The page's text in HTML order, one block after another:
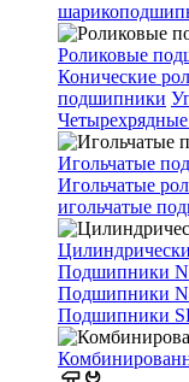
Роликовые
Конические
подшипники
Игольчатые
Игольчатые
игольчатые
Подшипники N
Подшипники
Подшипники